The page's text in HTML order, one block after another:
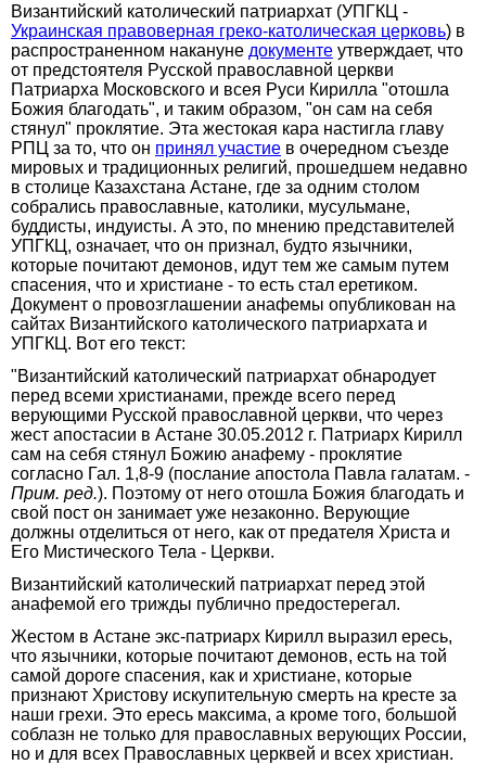
Византийский католический патриархат (УПГКЦ -
Украинская правоверная греко-католическая церковь) в
распространенном накануне документе утверждает, что
от предстоятеля Русской православной церкви
Патриарха Московского и всея Руси Кирилла "отошла
Божия благодать", и таким образом, "он сам на себя
стянул" проклятие. Эта жестокая кара настигла главу
РПЦ за то, что он принял участие в очередном съезде
мировых и традиционных религий, прошедшем недавно
в столице Казахстана Астане, где за одним столом
собрались православные, католики, мусульмане,
буддисты, индуисты. А это, по мнению представителей
УПГКЦ, означает, что он признал, будто язычники,
которые почитают демонов, идут тем же самым путем
спасения, что и христиане - то есть стал еретиком.
Документ о провозглашении анафемы опубликован на
сайтах Византийского католического патриархата и
УПГКЦ. Вот его текст:
"Византийский католический патриархат обнародует
перед всеми христианами, прежде всего перед
верующими Русской православной церкви, что через
жест апостасии в Астане 30.05.2012 г. Патриарх Кирилл
сам на себя стянул Божию анафему - проклятие
согласно Гал. 1,8-9 (послание апостола Павла галатам. -
Прим. ред.). Поэтому от него отошла Божия благодать и
свой пост он занимает уже незаконно. Верующие
должны отделиться от него, как от предателя Христа и
Его Мистического Тела - Церкви.
Византийский католический патриархат перед этой
анафемой его трижды публично предостерегал.
Жестом в Астане экс-патриарх Кирилл выразил ересь,
что язычники, которые почитают демонов, есть на той
самой дороге спасения, как и христиане, которые
признают Христову искупительную смерть на кресте за
наши грехи. Это ересь максима, а кроме того, большой
соблазн не только для православных верующих России,
но и для всех Православных церквей и всех христиан.